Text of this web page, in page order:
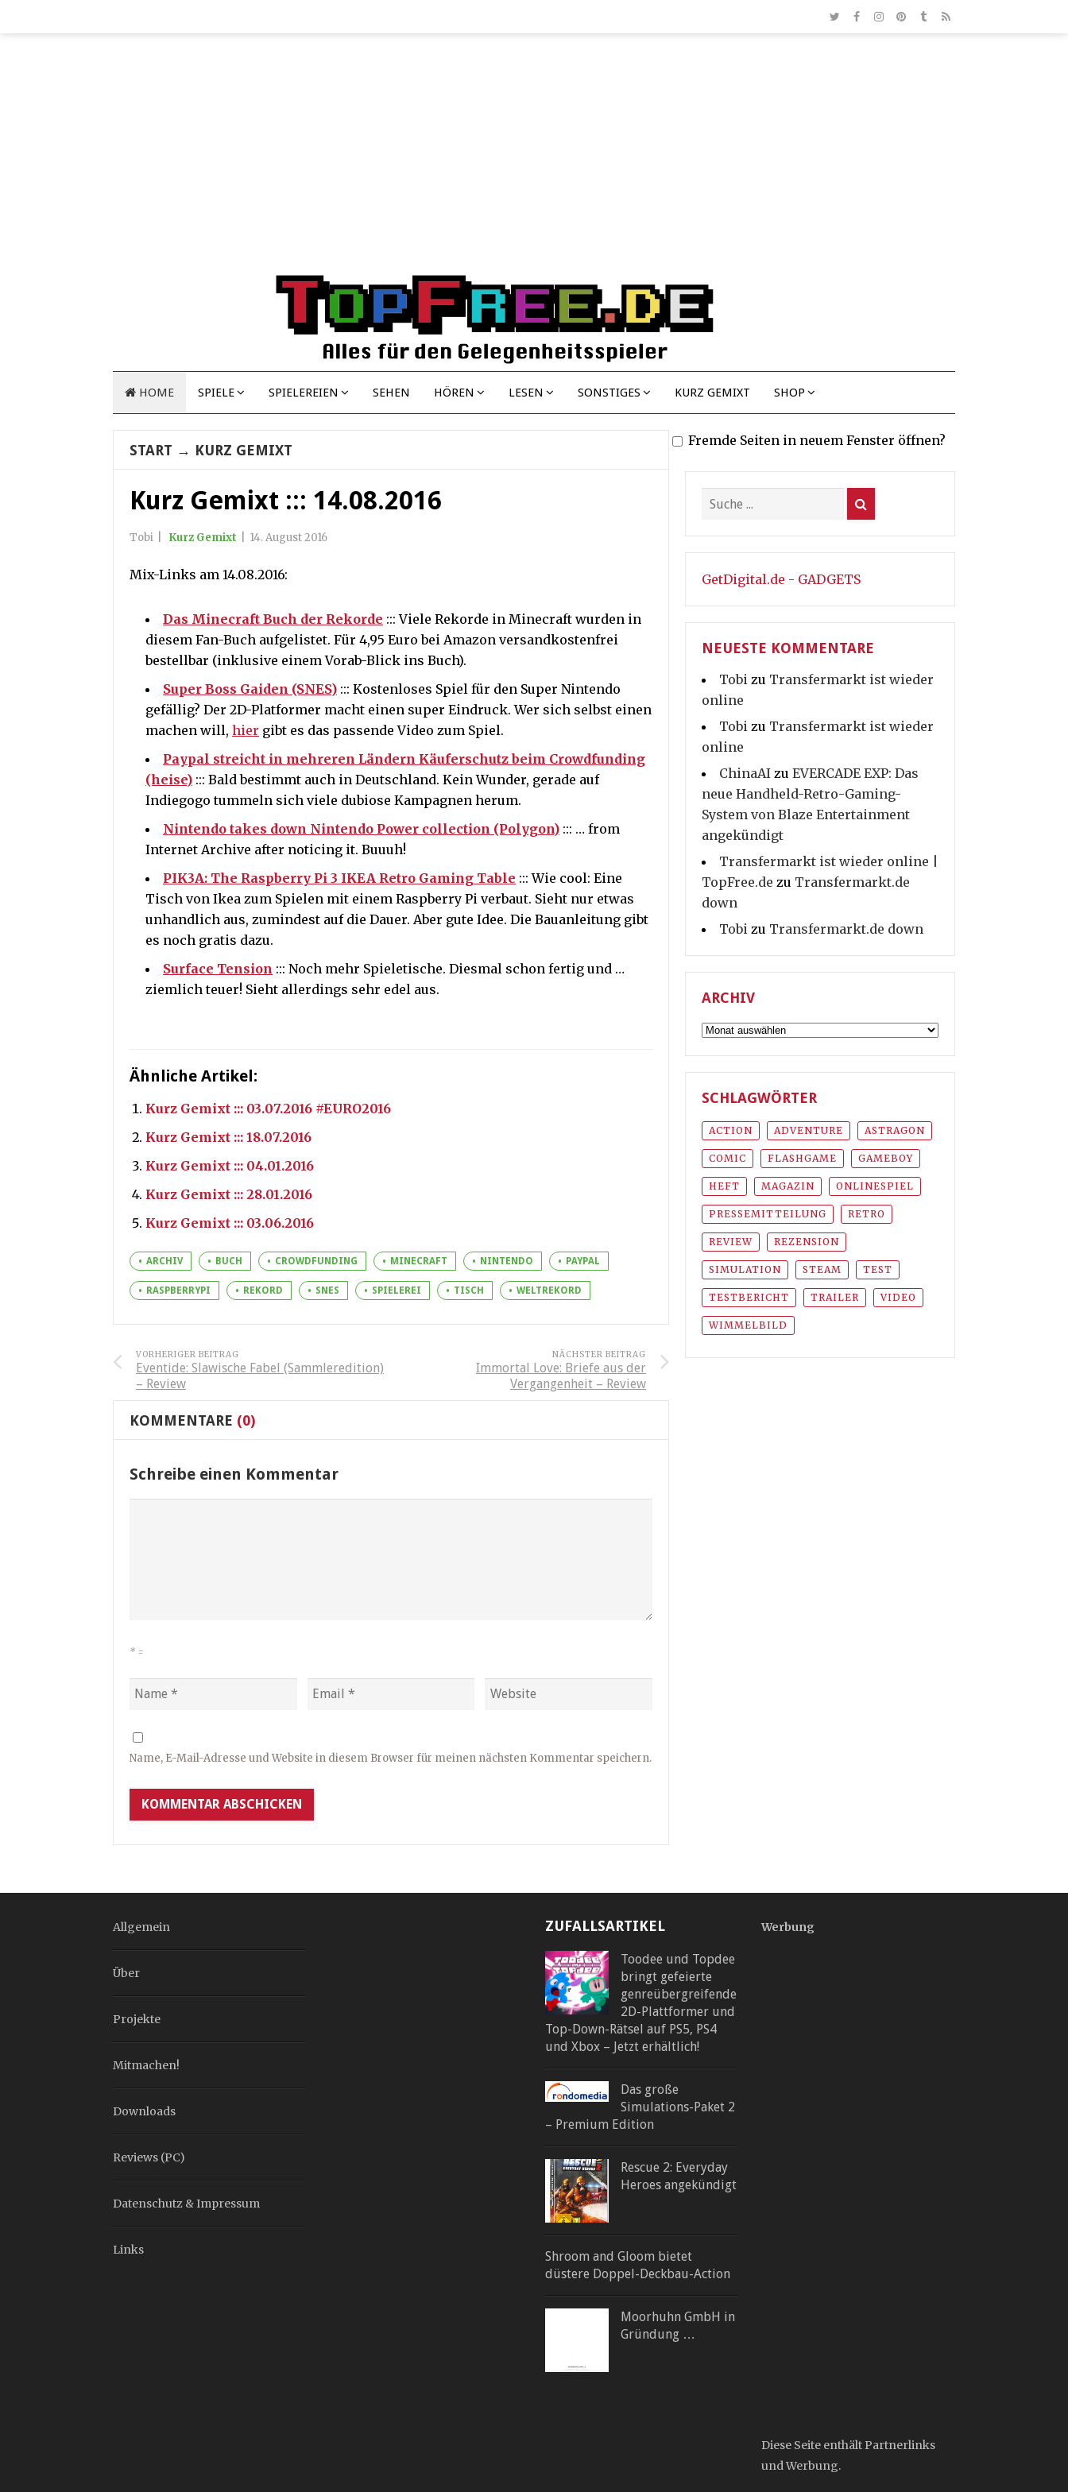
HOME SPIELE SPIELEREIEN SEHEN HÖREN LESEN SONSTIGES KURZ GEMIXT SHOP
START → KURZ GEMIXT
Kurz Gemixt ::: 14.08.2016
Tobi Kurz Gemixt 14. August 2016
Mix-Links am 14.08.2016:
Das Minecraft Buch der Rekorde ::: Viele Rekorde in Minecraft wurden in
diesem Fan-Buch aufgelistet. Für 4,95 Euro bei Amazon versandkostenfrei
bestellbar (inklusive einem Vorab-Blick ins Buch).
Super Boss Gaiden (SNES) ::: Kostenloses Spiel für den Super Nintendo
gefällig? Der 2D-Platformer macht einen super Eindruck. Wer sich selbst einen
machen will, hier gibt es das passende Video zum Spiel.
Paypal streicht in mehreren Ländern Käuferschutz beim Crowdfunding
(heise) ::: Bald bestimmt auch in Deutschland. Kein Wunder, gerade auf
Indiegogo tummeln sich viele dubiose Kampagnen herum.
Nintendo takes down Nintendo Power collection (Polygon) ::: … from
Internet Archive after noticing it. Buuuh!
PIK3A: The Raspberry Pi 3 IKEA Retro Gaming Table ::: Wie cool: Eine
Tisch von Ikea zum Spielen mit einem Raspberry Pi verbaut. Sieht nur etwas
unhandlich aus, zumindest auf die Dauer. Aber gute Idee. Die Bauanleitung gibt
es noch gratis dazu.
Surface Tension ::: Noch mehr Spieletische. Diesmal schon fertig und …
ziemlich teuer! Sieht allerdings sehr edel aus.
Ähnliche Artikel:
Kurz Gemixt ::: 03.07.2016 #EURO2016
Kurz Gemixt ::: 18.07.2016
Kurz Gemixt ::: 04.01.2016
Kurz Gemixt ::: 28.01.2016
Kurz Gemixt ::: 03.06.2016
ARCHIV BUCH CROWDFUNDING MINECRAFT NINTENDO PAYPAL
RASPBERRYPI REKORD SNES SPIELEREI TISCH WELTREKORD
VORHERIGER BEITRAG
Eventide: Slawische Fabel (Sammleredition)
– Review
NÄCHSTER BEITRAG
Immortal Love: Briefe aus der
Vergangenheit – Review
KOMMENTARE (0)
Schreibe einen Kommentar
* =
Name, E-Mail-Adresse und Website in diesem Browser für meinen nächsten Kommentar speichern.
Fremde Seiten in neuem Fenster öffnen?
GetDigital.de - GADGETS
NEUESTE KOMMENTARE
Tobi zu Transfermarkt ist wieder
online
Tobi zu Transfermarkt ist wieder
online
ChinaAI zu EVERCADE EXP: Das
neue Handheld-Retro-Gaming-
System von Blaze Entertainment
angekündigt
Transfermarkt ist wieder online |
TopFree.de zu Transfermarkt.de
down
Tobi zu Transfermarkt.de down
ARCHIV
Archiv
SCHLAGWÖRTER
ACTION ADVENTURE ASTRAGON
COMIC FLASHGAME GAMEBOY
HEFT MAGAZIN ONLINESPIEL
PRESSEMITTEILUNG RETRO
REVIEW REZENSION
SIMULATION STEAM TEST
TESTBERICHT TRAILER VIDEO
WIMMELBILD
Allgemein
Über
Projekte
Mitmachen!
Downloads
Reviews (PC)
Datenschutz & Impressum
Links
ZUFALLSARTIKEL
Toodee und Topdee
bringt gefeierte
genreübergreifende
2D-Plattformer und
Top-Down-Rätsel auf PS5, PS4
und Xbox – Jetzt erhältlich!
Das große
Simulations-Paket 2
– Premium Edition
Rescue 2: Everyday
Heroes angekündigt
Shroom and Gloom bietet
düstere Doppel-Deckbau-Action
Moorhuhn GmbH in
Gründung …
Werbung
Diese Seite enthält Partnerlinks
und Werbung.